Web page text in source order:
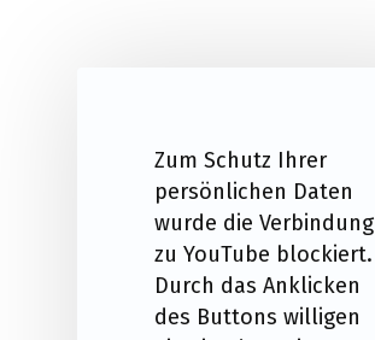
Zum Schutz Ihrer
persönlichen Daten
wurde die Verbindung
zu YouTube blockiert.
Durch das Anklicken
des Buttons willigen